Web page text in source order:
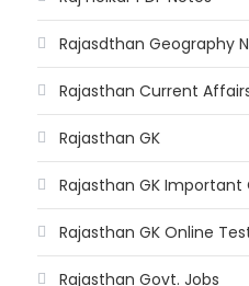
Rajasdthan Geography
Rajasthan Current
Rajasthan GK
Rajasthan GK Important
Rajasthan GK Online
Rajasthan Govt. Jobs